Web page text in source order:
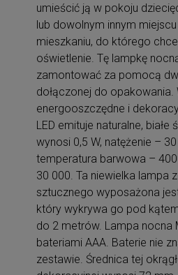
umieścić ją w pokoju
lub dowolnym innym
mieszkaniu, do którego
oświetlenie. Tę lampkę
zamontować za pomocą
dołączonej do opakowania.
energooszczędne i
LED emituje naturalne, białe
wynosi 0,5 W, natężenie –
temperatura barwowa –
30 000. Ta niewielka lampa
sztucznego wyposażona
który wykrywa go pod
do 2 metrów. Lampa nocna
bateriami AAA. Baterie nie
zestawie. Średnica tej